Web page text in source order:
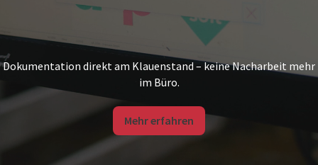
Dokumentation direkt am Klauenstand – keine Nacharbeit mehr
im Büro.
Mehr erfahren